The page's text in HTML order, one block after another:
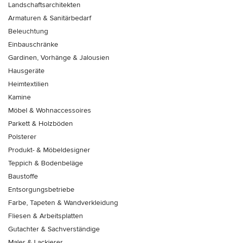
Landschaftsarchitekten
Armaturen & Sanitärbedarf
Beleuchtung
Einbauschränke
Gardinen, Vorhänge & Jalousien
Hausgeräte
Heimtextilien
Kamine
Möbel & Wohnaccessoires
Parkett & Holzböden
Polsterer
Produkt- & Möbeldesigner
Teppich & Bodenbeläge
Baustoffe
Entsorgungsbetriebe
Farbe, Tapeten & Wandverkleidung
Fliesen & Arbeitsplatten
Gutachter & Sachverständige